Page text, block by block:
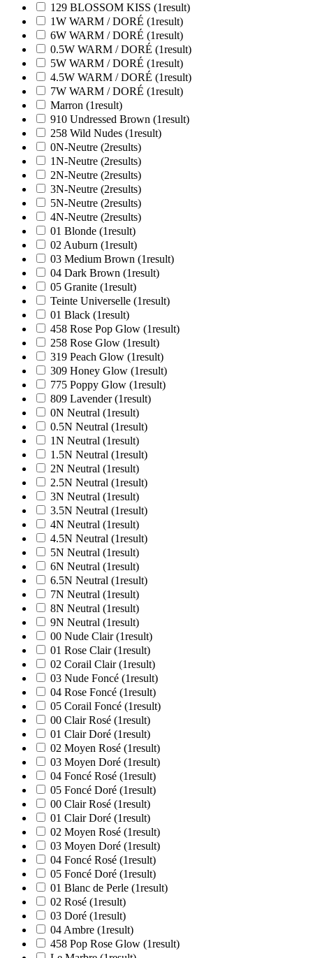
129 BLOSSOM KISS (1result)
1W WARM / DORÉ (1result)
6W WARM / DORÉ (1result)
0.5W WARM / DORÉ (1result)
5W WARM / DORÉ (1result)
4.5W WARM / DORÉ (1result)
7W WARM / DORÉ (1result)
Marron (1result)
910 Undressed Brown (1result)
258 Wild Nudes (1result)
0N-Neutre (2results)
1N-Neutre (2results)
2N-Neutre (2results)
3N-Neutre (2results)
5N-Neutre (2results)
4N-Neutre (2results)
01 Blonde (1result)
02 Auburn (1result)
03 Medium Brown (1result)
04 Dark Brown (1result)
05 Granite (1result)
Teinte Universelle (1result)
01 Black (1result)
458 Rose Pop Glow (1result)
258 Rose Glow (1result)
319 Peach Glow (1result)
309 Honey Glow (1result)
775 Poppy Glow (1result)
809 Lavender(1result)
0N Neutral (1result)
0.5N Neutral (1result)
1N Neutral (1result)
1.5N Neutral (1result)
2N Neutral (1result)
2.5N Neutral (1result)
3N Neutral (1result)
3.5N Neutral (1result)
4N Neutral (1result)
4.5N Neutral (1result)
5N Neutral (1result)
6N Neutral (1result)
6.5N Neutral (1result)
7N Neutral (1result)
8N Neutral (1result)
9N Neutral (1result)
00 Nude Clair(1result)
01 Rose Clair(1result)
02 Corail Clair(1result)
03 Nude Foncé (1result)
04 Rose Foncé (1result)
05 Corail Foncé (1result)
00 Clair Rosé (1result)
01 Clair Doré (1result)
02 Moyen Rosé (1result)
03 Moyen Doré (1result)
04 Foncé Rosé (1result)
05 Foncé Doré (1result)
00 Clair Rosé (1result)
01 Clair Doré (1result)
02 Moyen Rosé (1result)
03 Moyen Doré (1result)
04 Foncé Rosé (1result)
05 Foncé Doré (1result)
01 Blanc de Perle (1result)
02 Rosé (1result)
03 Doré (1result)
04 Ambre (1result)
458 Pop Rose Glow (1result)